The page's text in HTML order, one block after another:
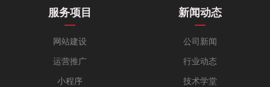
服务项目
网站建设
运营推广
小程序
新闻动态
公司新闻
行业动态
技术学堂